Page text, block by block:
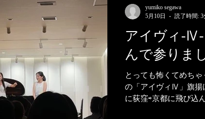
アイヴィ-Ⅳ-
んで参りま
とっても怖くてめち
の「アイヴィⅣ」旗揚
に荻窪⇨京都に飛び込
yumiko segawa
5月10日
読了時間: 3